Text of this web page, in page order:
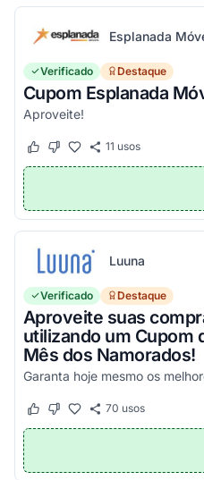
Esplanada
Verificado Destaque
Cupom Esplanada
Aproveite!
Este cupom funcionou
Este cupom não funcionou
11 usos
Luuna
Verificado Destaque
Aproveite suas
utilizando um Cupom
Mês dos Namorados!
Este cupom funcionou
Este cupom não funcionou
70 usos